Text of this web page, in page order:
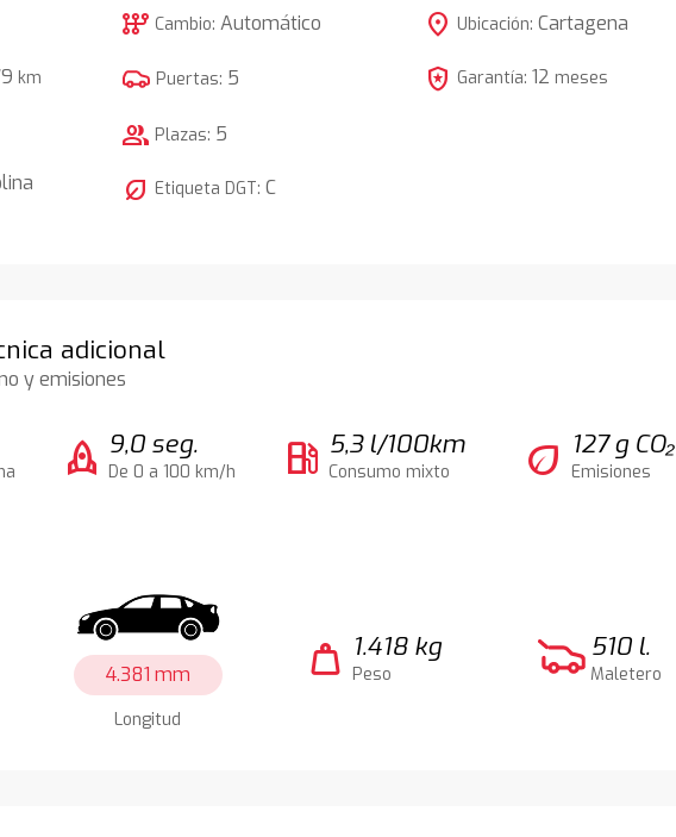
km
auto_transmission Cambio:Automático
Puertas: 5
group Plazas: 5
nest_eco_leaf Etiqueta DGT:C
location_on Ubicación: Cartagena
local_police Garantía: 12 meses
adicional
y emisiones
rocket 9,0 seg.
De 0 a 100 km/h local_gas_station 5,3 l/100km
Consumo mixto eco 127 g CO₂
Emisiones
4.381 mm
Longitud
weight 1.418 kg
Peso
510 l.
Maletero